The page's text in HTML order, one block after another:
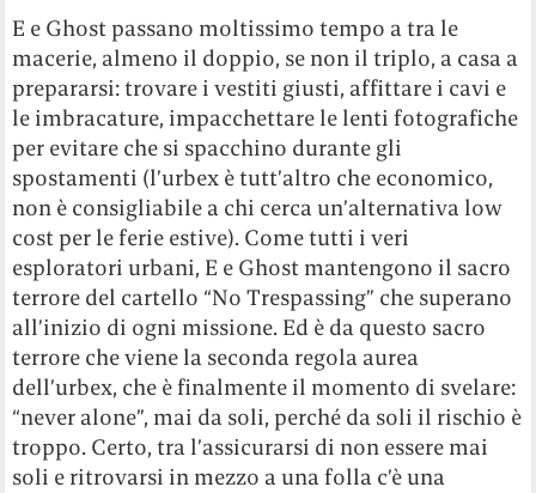
E e Ghost passano moltissimo tempo a tra le
macerie, almeno il doppio, se non il triplo, a casa a
prepararsi: trovare i vestiti giusti, affittare i cavi e
le imbracature, impacchettare le lenti fotografiche
per evitare che si spacchino durante gli
spostamenti (l’urbex è tutt’altro che economico,
non è consigliabile a chi cerca un’alternativa low
cost per le ferie estive). Come tutti i veri
esploratori urbani, E e Ghost mantengono il sacro
terrore del cartello “No Trespassing” che superano
all’inizio di ogni missione. Ed è da questo sacro
terrore che viene la seconda regola aurea
dell’urbex, che è finalmente il momento di svelare:
“never alone”, mai da soli, perché da soli il rischio è
troppo. Certo, tra l’assicurarsi di non essere mai
soli e ritrovarsi in mezzo a una folla c’è una